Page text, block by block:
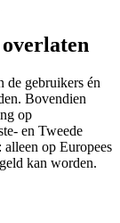
de gebruikers én
Bovendien
op
en Tweede
alleen op Europees
kan worden.